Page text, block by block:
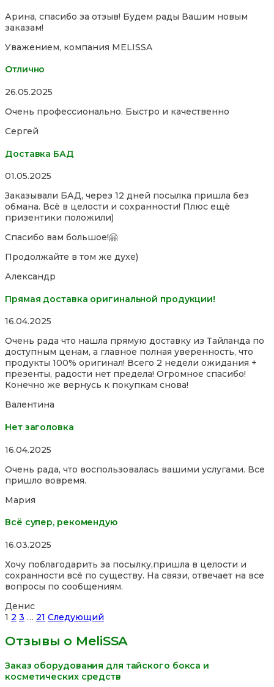
Арина, спасибо за отзыв! Будем рады Вашим новым
заказам!
Уважением, компания MELISSA
Отлично
Rated
out
5
26.05.2025
Очень профессионально. Быстро и качественно
Сергей
Доставка БАД
Rated
out
of
5
01.05.2025
Заказывали БАД, через 12 дней посылка пришла без
обмана. Всё в целости и сохранности! Плюс ещё
призентики положили)
Спасибо вам большое!🤗
Продолжайте в том же духе)
Александр
Прямая доставка оригинальной продукции!
Rated
out
of
5
16.04.2025
Очень рада что нашла прямую доставку из Тайланда по
доступным ценам, а главное полная уверенность, что
продукты 100% оригинал! Всего 2 недели ожидания +
презенты, радости нет предела! Огромное спасибо!
Конечно же вернусь к покупкам снова!
Валентина
Нет заголовка
Rated
out
of
16.04.2025
Очень рада, что воспользовалась вашими услугами. Все
пришло вовремя.
Мария
Всё супер, рекомендую
Rated
out
of
5
16.03.2025
Хочу поблагодарить за посылку,пришла в целости и
сохранности всё по существу. На связи, отвечает на все
вопросы по сообщениям.
Денис
Site
Reviews
навигация
Страница
1 Страница
2 Страница
3 … Страница
21 Следующий
Отзывы о MeliSSA
Заказ оборудования для тайского бокса и
косметических средств